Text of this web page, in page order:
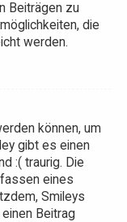
Beiträgen zu
die
werden.
können, um
gibt es einen
:( traurig. Die
eines
Smileys
Beitrag